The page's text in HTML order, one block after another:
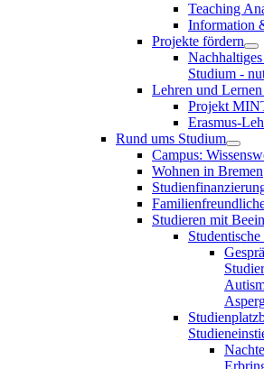
Teaching
Information
Projekte fördern
Studium -
Lehren und
Projekt
Erasmus-
Rund ums Studium
Campus:
Wohnen in Bremen
Studieren mit